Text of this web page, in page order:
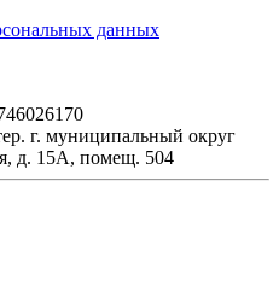
данных
г. муниципальный округ
д. 15А, помещ. 504